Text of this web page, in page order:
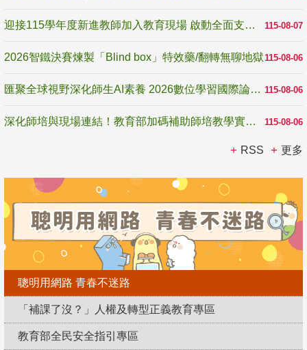
115-08-07
迎接115學年度新進教師加入教育現場 啟動全面支持陪伴
115-08-06
2026智鐵決賽煉製「Blind box」特效藥/翻轉無聊地獄
115-08-06
匯聚全球視野深化師生AI素養 2026數位學習國際論壇高雄登場
115-08-06
深化師培與現場連結！教育部加碼補助師培教學實踐研究 10月師培國際研討會交流教學實踐經驗
RSS 更多
聰明用網路 青春不迷路
「補課了沒？」人權及轉型正義教育專區
教育部全民安全指引專區